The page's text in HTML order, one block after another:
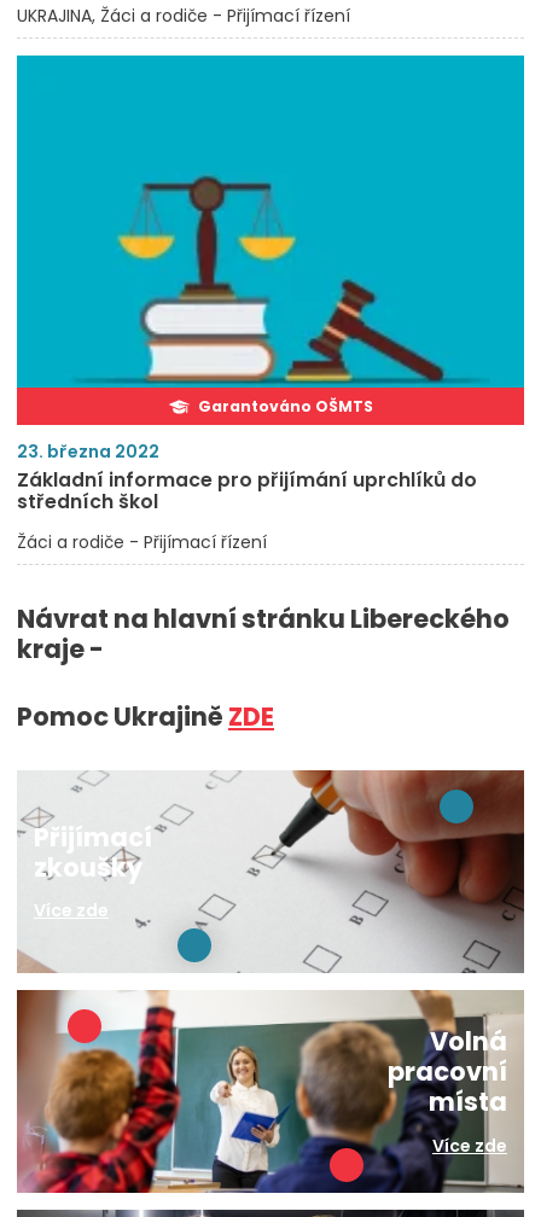
UKRAJINA Žáci a rodiče - Přijímací řízení
Garantováno OŠMTS
23. března 2022
Základní informace pro přijímání uprchlíků do
středních škol
Žáci a rodiče - Přijímací řízení
Návrat na hlavní stránku Libereckého
kraje -
Pomoc Ukrajině ZDE
Přijímací
zkoušky
Více zde
Volná
pracovní
místa
Více zde